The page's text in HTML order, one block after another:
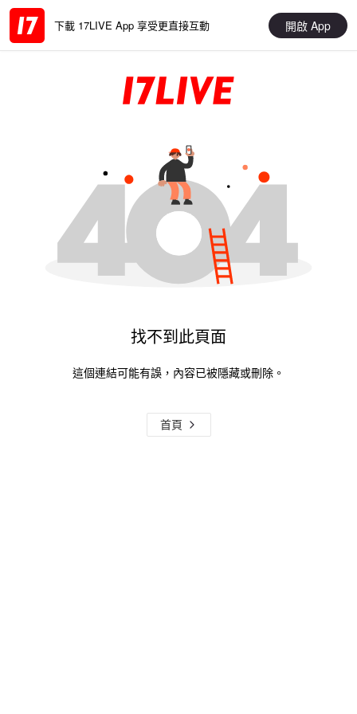
下載 17LIVE App 享受更直接互動 開啟 App
找不到此頁面
這個連結可能有誤，內容已被隱藏或刪除。
首頁